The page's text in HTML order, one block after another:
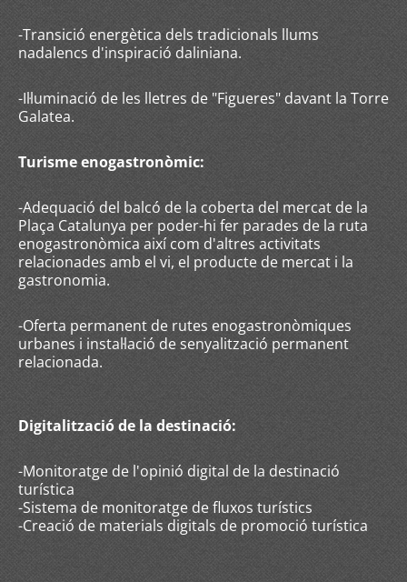
-Transició energètica dels tradicionals llums
nadalencs d'inspiració daliniana.
-Il·luminació de les lletres de "Figueres" davant la Torre
Galatea.
Turisme enogastronòmic:
-Adequació del balcó de la coberta del mercat de la
Plaça Catalunya per poder-hi fer parades de la ruta
enogastronòmica així com d'altres activitats
relacionades amb el vi, el producte de mercat i la
gastronomia.
-Oferta permanent de rutes enogastronòmiques
urbanes i instal·lació de senyalització permanent
relacionada.
Digitalització de la destinació:
-Monitoratge de l'opinió digital de la destinació
turística
-Sistema de monitoratge de fluxos turístics
-Creació de materials digitals de promoció turística